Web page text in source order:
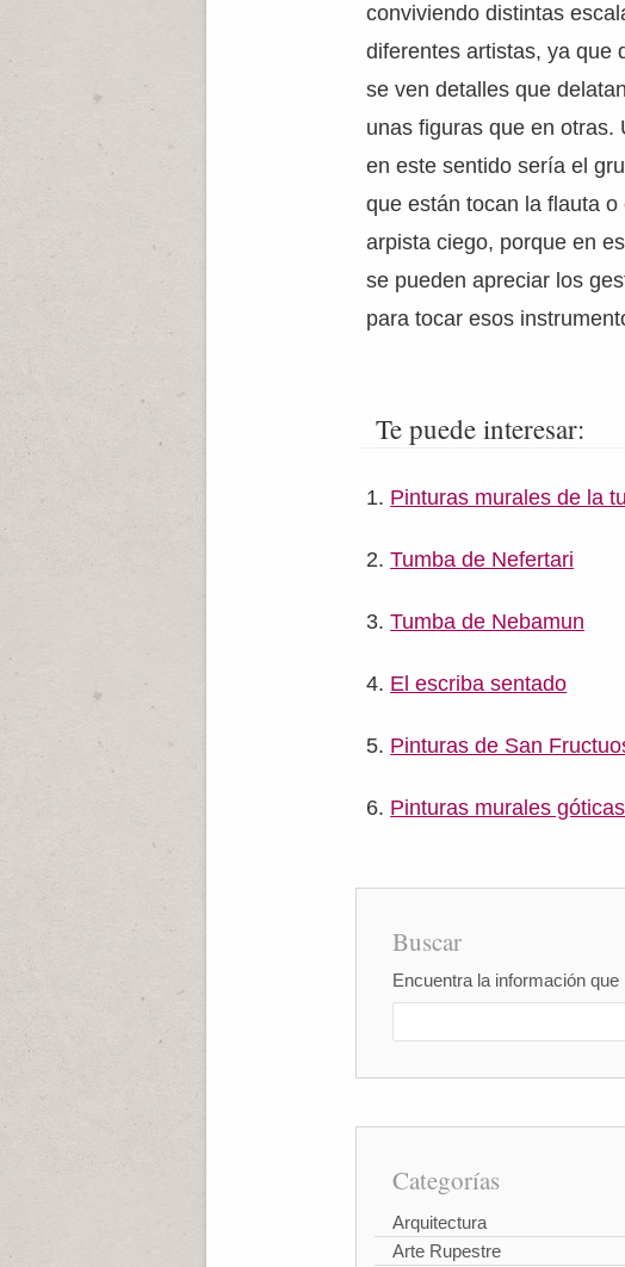
conviviendo distintas
diferentes artistas, ya que
se ven detalles que
unas figuras que en otras.
en este sentido sería el
que están tocan la flauta o
arpista ciego, porque en
se pueden apreciar los
para tocar esos
Te puede interesar:
Pinturas murales de la
Tumba de Nefertari
Tumba de Nebamun
El escriba sentado
Pinturas de San
Pinturas murales
Buscar
Encuentra la información
Categorías
Arquitectura
Arte Rupestre